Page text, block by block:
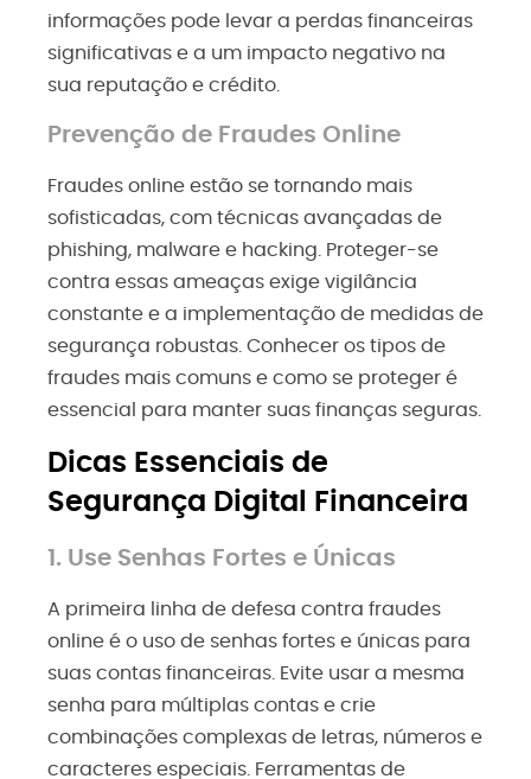
informações pode levar a perdas financeiras
significativas e a um impacto negativo na
sua reputação e crédito.
Prevenção de Fraudes Online
Fraudes online estão se tornando mais
sofisticadas, com técnicas avançadas de
phishing, malware e hacking. Proteger-se
contra essas ameaças exige vigilância
constante e a implementação de medidas de
segurança robustas. Conhecer os tipos de
fraudes mais comuns e como se proteger é
essencial para manter suas finanças seguras.
Dicas Essenciais de
Segurança Digital Financeira
1. Use Senhas Fortes e Únicas
A primeira linha de defesa contra fraudes
online é o uso de senhas fortes e únicas para
suas contas financeiras. Evite usar a mesma
senha para múltiplas contas e crie
combinações complexas de letras, números e
caracteres especiais. Ferramentas de